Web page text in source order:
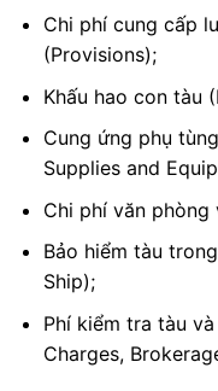
Chi phí cung cấp
(Provisions);
Khấu hao con tàu
Cung ứng phụ
Supplies and
Chi phí văn phòng
Bảo hiểm tàu
Ship);
Phí kiểm tra tàu
Charges,